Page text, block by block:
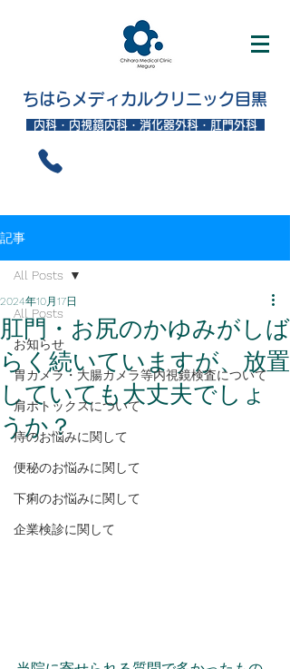
ちはらメディカルクリニック目黒
内科・内視鏡内科・消化器外科・肛門外科
記事
All Posts
お知らせ
胃カメラ・大腸カメラ等内視鏡検査について
肩ボトックスについて
痔のお悩みに関して
便秘のお悩みに関して
下痢のお悩みに関して
企業検診に関して
All Posts
肛門・お尻のかゆみがしば
らく続いていますが、放置
していても大丈夫でしょ
うか？
2024年10月17日